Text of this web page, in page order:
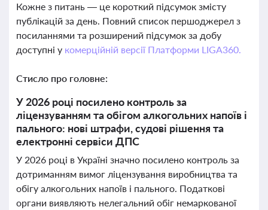
Кожне з питань — це короткий підсумок змісту
публікацій за день. Повний список першоджерел з
посиланнями та розширений підсумок за добу
доступні у комерційній версії Платформи LIGA360.
Стисло про головне:
У 2026 році посилено контроль за
ліцензуванням та обігом алкогольних напоїв і
пального: нові штрафи, судові рішення та
електронні сервіси ДПС
У 2026 році в Україні значно посилено контроль за
дотриманням вимог ліцензування виробництва та
обігу алкогольних напоїв і пального. Податкові
органи виявляють нелегальний обіг немаркованої